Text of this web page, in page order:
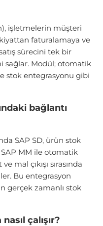
işletmelerin müşteri
faturalamaya ve
sürecini tek bir
sağlar. Modül; otomatik
stok entegrasyonu gibi
bağlantı
SAP SD, ürün stok
MM ile otomatik
mal çıkışı sırasında
Bu entegrasyon
gerçek zamanlı stok
çalışır?